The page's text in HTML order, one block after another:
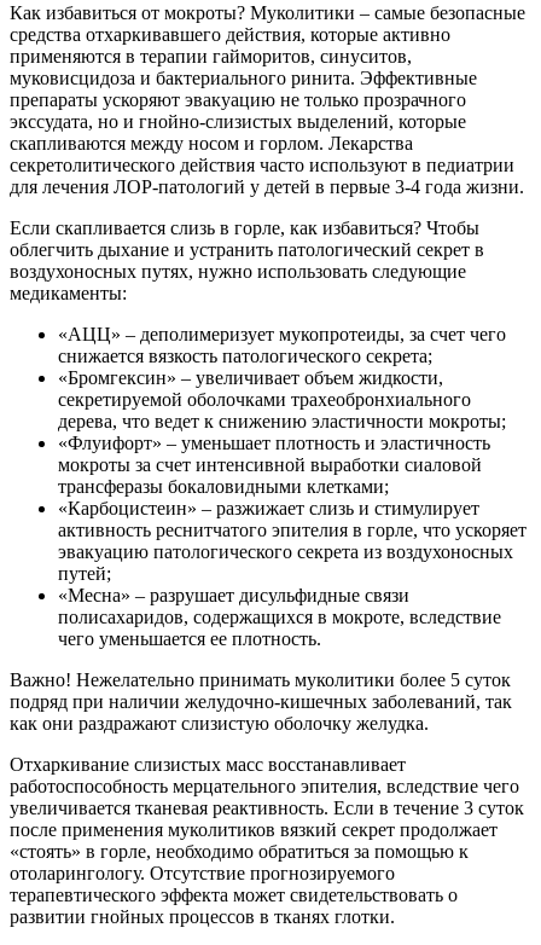
Как избавиться от мокроты? Муколитики – самые безопасные
средства отхаркивавшего действия, которые активно
применяются в терапии гайморитов, синуситов,
муковисцидоза и бактериального ринита. Эффективные
препараты ускоряют эвакуацию не только прозрачного
экссудата, но и гнойно-слизистых выделений, которые
скапливаются между носом и горлом. Лекарства
секретолитического действия часто используют в педиатрии
для лечения ЛОР-патологий у детей в первые 3-4 года жизни.
Если скапливается слизь в горле, как избавиться? Чтобы
облегчить дыхание и устранить патологический секрет в
воздухоносных путях, нужно использовать следующие
медикаменты:
«АЦЦ» – деполимеризует мукопротеиды, за счет чего
снижается вязкость патологического секрета;
«Бромгексин» – увеличивает объем жидкости,
секретируемой оболочками трахеобронхиального
дерева, что ведет к снижению эластичности мокроты;
«Флуифорт» – уменьшает плотность и эластичность
мокроты за счет интенсивной выработки сиаловой
трансферазы бокаловидными клетками;
«Карбоцистеин» – разжижает слизь и стимулирует
активность реснитчатого эпителия в горле, что ускоряет
эвакуацию патологического секрета из воздухоносных
путей;
«Месна» – разрушает дисульфидные связи
полисахаридов, содержащихся в мокроте, вследствие
чего уменьшается ее плотность.
Важно! Нежелательно принимать муколитики более 5 суток
подряд при наличии желудочно-кишечных заболеваний, так
как они раздражают слизистую оболочку желудка.
Отхаркивание слизистых масс восстанавливает
работоспособность мерцательного эпителия, вследствие чего
увеличивается тканевая реактивность. Если в течение 3 суток
после применения муколитиков вязкий секрет продолжает
«стоять» в горле, необходимо обратиться за помощью к
отоларингологу. Отсутствие прогнозируемого
терапевтического эффекта может свидетельствовать о
развитии гнойных процессов в тканях глотки.